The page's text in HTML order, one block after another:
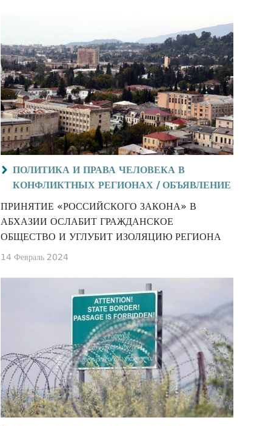
ПОЛИТИКА И ПРАВА ЧЕЛОВЕКА В
КОНФЛИКТНЫХ РЕГИОНАХ / ОБЪЯВЛЕНИЕ
ПРИНЯТИЕ «РОССИЙСКОГО ЗАКОНА» В
АБХАЗИИ ОСЛАБИТ ГРАЖДАНСКОЕ
ОБЩЕСТВО И УГЛУБИТ ИЗОЛЯЦИЮ РЕГИОНА
14 Февраль 2024